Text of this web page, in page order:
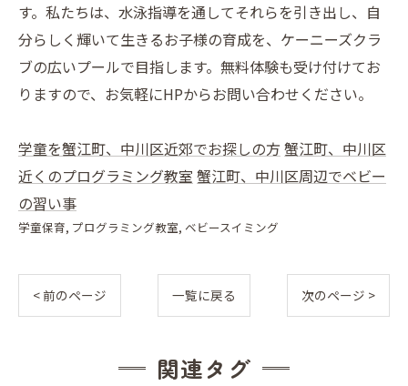
す。私たちは、水泳指導を通してそれらを引き出し、自
分らしく輝いて生きるお子様の育成を、ケーニーズクラ
ブの広いプールで目指します。無料体験も受け付けてお
りますので、お気軽にHPからお問い合わせください。
学童を蟹江町、中川区近郊でお探しの方 蟹江町、中川区
近くのプログラミング教室 蟹江町、中川区周辺でベビー
の習い事
学童保育 プログラミング教室 ベビースイミング
< 前のページ 一覧に戻る 次のページ >
関連タグ